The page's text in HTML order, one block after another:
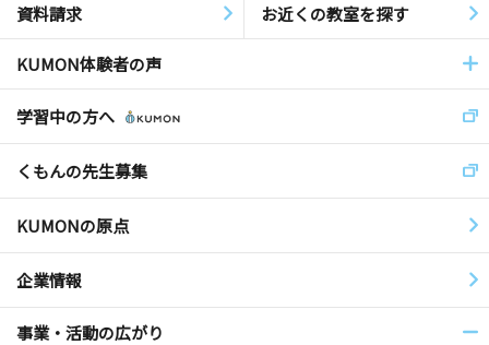
資料請求 お近くの教室を探す
KUMON体験者の声
学習中の方へ
くもんの先生募集
KUMONの原点
企業情報
事業・活動の広がり